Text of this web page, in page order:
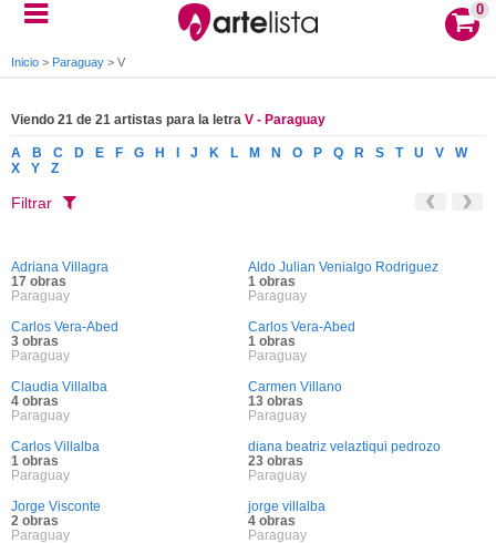
0
Inicio > Paraguay > V
Viendo 21 de 21 artistas para la letra V - Paraguay
A B C D E F G H J K L M N O P Q R S T U V
W
X
Y Z
Filtrar
Adriana Villagra
17 obras
Paraguay
Aldo Julian Venialgo Rodriguez
1 obras
Paraguay
Carlos Vera-Abed
3 obras
Paraguay
Carlos Vera-Abed
1 obras
Paraguay
Claudia Villalba
4 obras
Paraguay
Carmen Villano
13 obras
Paraguay
Carlos Villalba
1 obras
Paraguay
diana beatriz velaztiqui pedrozo
23 obras
Paraguay
Jorge Visconte
2 obras
Paraguay
jorge villalba
4 obras
Paraguay